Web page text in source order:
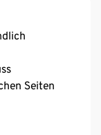
Seiten